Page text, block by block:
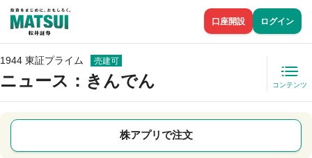
口座開設 ログイン
1944 東証プライム 売建可
ニュース ：きんでん コンテンツ
株アプリで注文